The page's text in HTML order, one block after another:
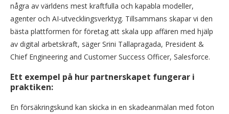
några av världens mest kraftfulla och kapabla modeller,
agenter och AI-utvecklingsverktyg. Tillsammans skapar vi den
bästa plattformen för företag att skala upp affären med hjälp
av digital arbetskraft, säger Srini Tallapragada, President &
Chief Engineering and Customer Success Officer, Salesforce.
Ett exempel på hur partnerskapet fungerar i
praktiken:
En försäkringskund kan skicka in en skadeanmälan med foton